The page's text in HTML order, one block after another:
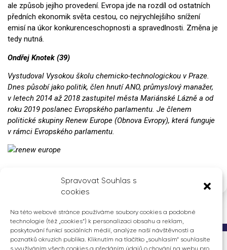
Spravovat Souhlas s
cookies
Na této webové stránce používáme soubory cookies a podobné
technologie (též „cookies“) k personalizaci obsahu a reklam,
poskytování funkcí sociálních médií, analýze naší návštěvnosti a
poznatků okruzích publika. Kliknutím na tlačítko „souhlasím“ souhlasíte
s využíváním všech cookies a předáním údajů o chování na webu pro
ale způsob jejího provedení. Evropa jde na rozdíl od ostatních
předních ekonomik světa cestou, co nejrychlejšího snížení
emisí na úkor konkurenceschopnosti a spravedlnosti. Změna je
tedy nutná.
Ondřej Knotek (39)
Vystudoval Vysokou školu chemicko-technologickou v Praze.
Dnes působí jako politik, člen hnutí ANO, průmyslový manažer,
v letech 2014 až 2018 zastupitel města Mariánské Lázně a od
roku 2019 poslanec Evropského parlamentu. Je členem
politické skupiny Renew Europe (Obnova Evropy), která funguje
v rámci Evropského parlamentu.